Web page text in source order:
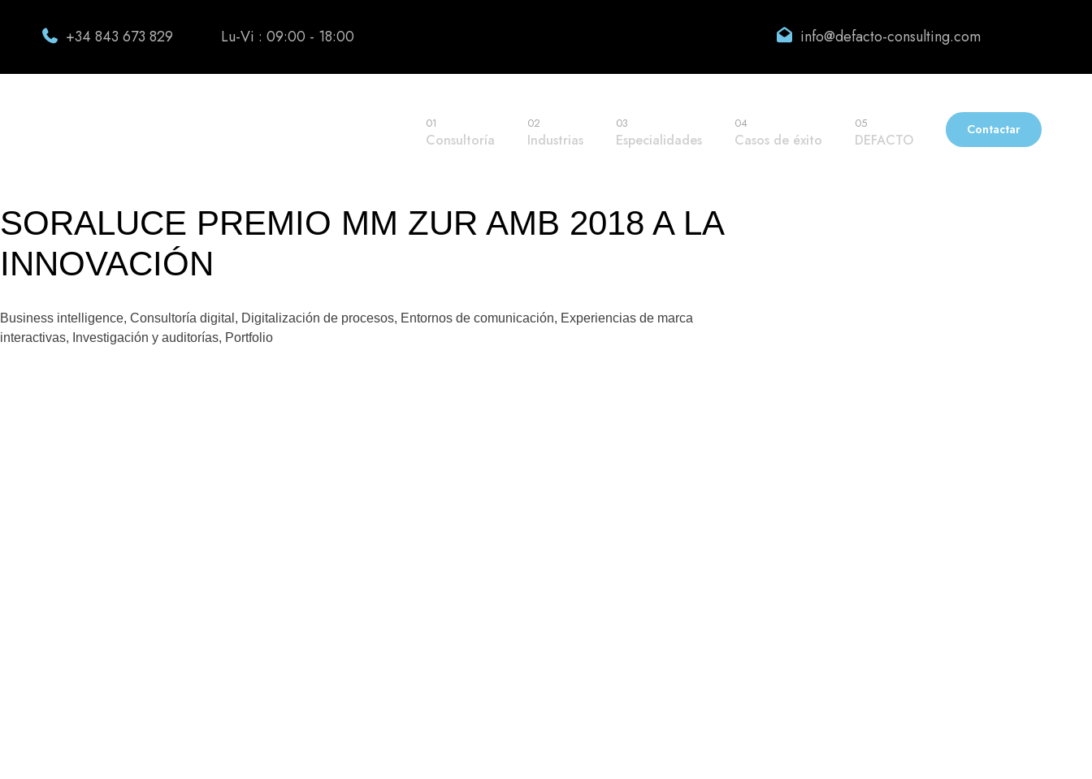
+34 843 673 829 Lu-Vi : 09:00 - 18:00 info@defacto-consulting.com
01
Consultoría
02
Industrias
03
Especialidades
04
Casos de éxito
05
DEFACTO
Contactar
SORALUCE PREMIO MM ZUR AMB 2018 A LA
INNOVACIÓN
Business intelligence, Consultoría digital , Digitalización de procesos, Entornos de comunicación, Experiencias de marca
interactivas, Investigación y auditorías, Portfolio